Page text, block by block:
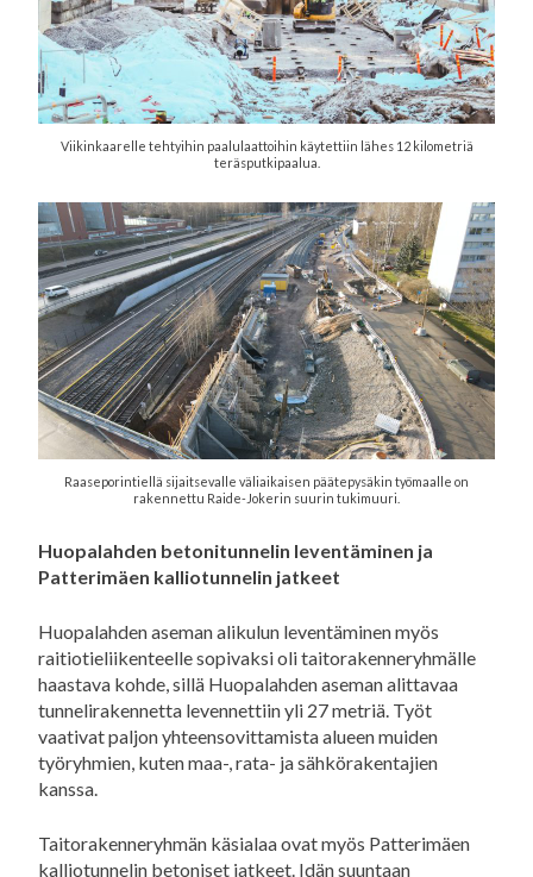
Viikinkaarelle tehtyihin paalulaattoihin käytettiin lähes 12 kilometriä
teräsputkipaalua.
Raaseporintiellä sijaitsevalle väliaikaisen päätepysäkin työmaalle on
rakennettu Raide-Jokerin suurin tukimuuri.
Huopalahden betonitunnelin leventäminen ja
Patterimäen kalliotunnelin jatkeet
Huopalahden aseman alikulun leventäminen myös
raitiotieliikenteelle sopivaksi oli taitorakenneryhmälle
haastava kohde, sillä Huopalahden aseman alittavaa
tunnelirakennetta levennettiin yli 27 metriä. Työt
vaativat paljon yhteensovittamista alueen muiden
työryhmien, kuten maa-, rata- ja sähkörakentajien
kanssa.
Taitorakenneryhmän käsialaa ovat myös Patterimäen
kalliotunnelin betoniset jatkeet. Idän suuntaan